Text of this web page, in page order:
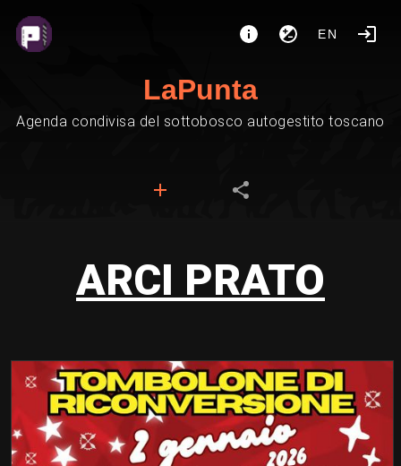
EN
LaPunta
Agenda condivisa del sottobosco autogestito toscano
ARCI PRATO